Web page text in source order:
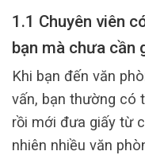
1.1 Chuyên viên
bạn mà chưa cần
Khi bạn đến văn
vấn, bạn thường có
rồi mới đưa giấy từ
nhiên nhiều văn